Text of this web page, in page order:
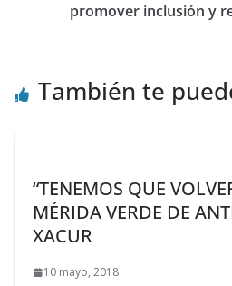
promover inclusión y
También te
“TENEMOS QUE
MÉRIDA VERDE DE
XACUR
10 mayo, 2018